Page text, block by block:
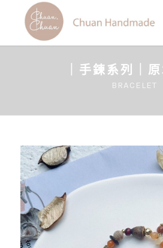
｜手鍊系列｜
BRACELET